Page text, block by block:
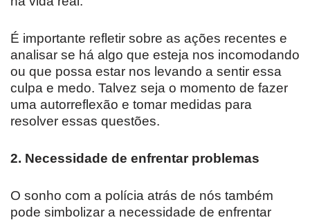
É importante refletir sobre as ações recentes e
analisar se há algo que esteja nos incomodando
ou que possa estar nos levando a sentir essa
culpa e medo. Talvez seja o momento de fazer
uma autorreflexão e tomar medidas para
resolver essas questões.
2. Necessidade de enfrentar problemas
O sonho com a polícia atrás de nós também
pode simbolizar a necessidade de enfrentar